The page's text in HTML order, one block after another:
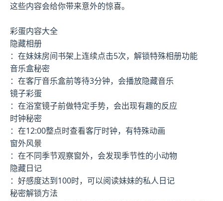
这些内容会给你带来意外的惊喜。
彩蛋内容大全
隐藏相册
：在妹妹房间书架上连续点击5次，解锁特殊相册功能
音乐盒秘密
：在客厅音乐盒前等待3分钟，会播放隐藏音乐
镜子彩蛋
：在浴室镜子前做特定手势，会出现有趣的反应
时钟秘密
：在12:00整点时查看客厅时钟，有特殊动画
窗外风景
：在不同季节观察窗外，会发现季节性的小动物
隐藏日记
：好感度达到100时，可以阅读妹妹的私人日记
秘密解锁方法